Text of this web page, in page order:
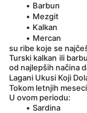
Barbun
Mezgit
Kalkan
Mercan
su ribe koje se
Turski kalkan ili
od najlepših načina
Lagani Ukusi Koji
Tokom letnjih
U ovom periodu:
Sardina